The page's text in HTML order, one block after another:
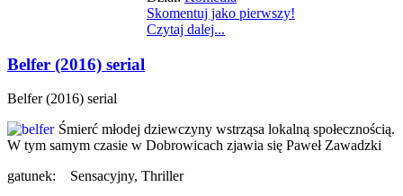
Skomentuj jako pierwszy!
Czytaj dalej...
Belfer (2016) serial
Belfer (2016) serial
Śmierć młodej dziewczyny wstrząsa lokalną społecznością.
W tym samym czasie w Dobrowicach zjawia się Paweł Zawadzki
gatunek: Sensacyjny, Thriller